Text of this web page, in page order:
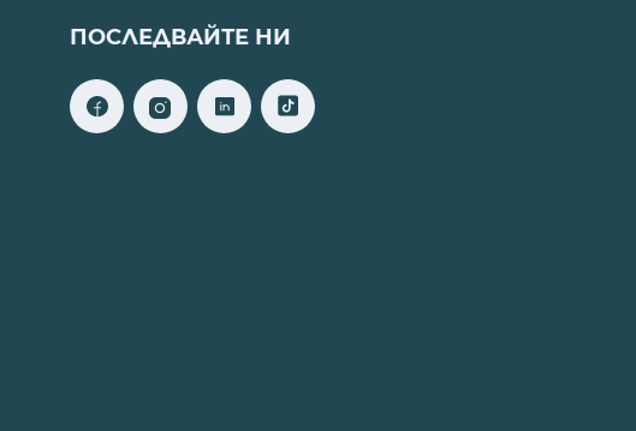
ПОСЛЕДВАЙТЕ НИ